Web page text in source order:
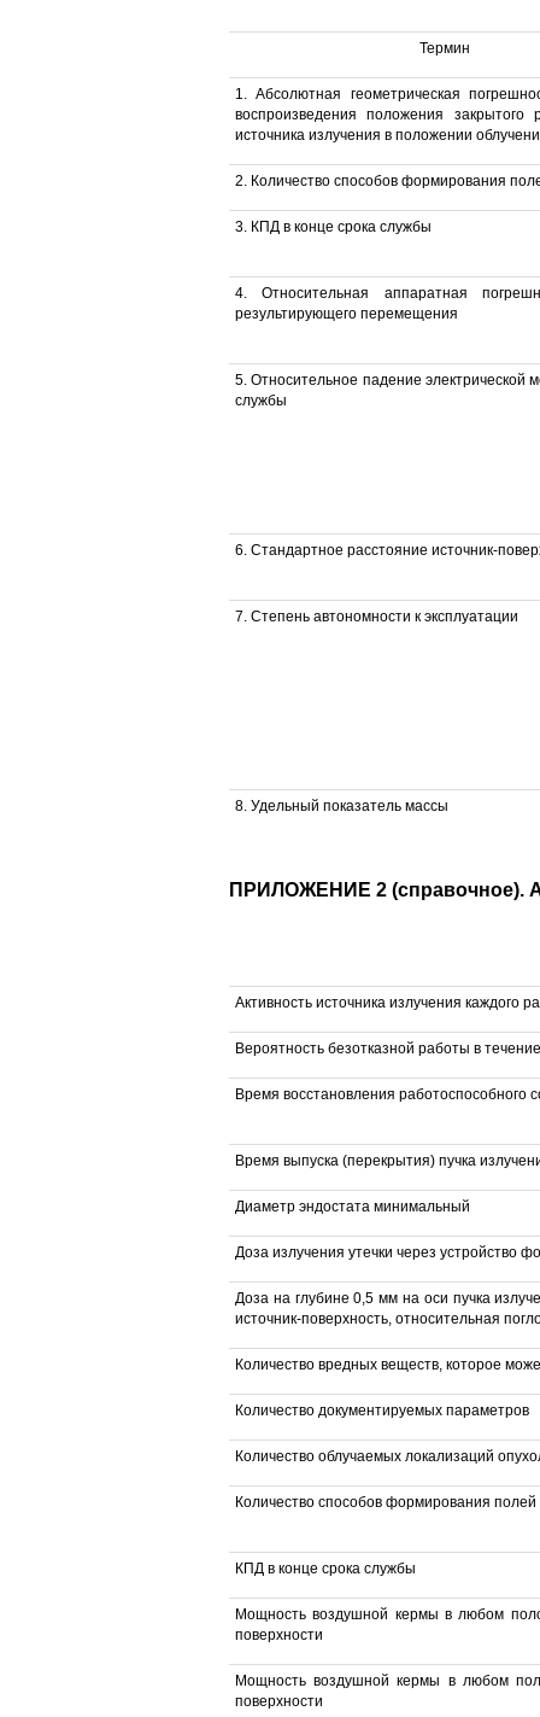
Термин
1. Абсолютная геометрическая
воспроизведения положения закрытого
источника излучения в положении
2. Количество способов формирования
3. КПД в конце срока службы
4. Относительная аппаратная
результирующего перемещения
5. Относительное падение электрической
службы
6. Стандартное расстояние источник-
7. Степень автономности к эксплуатации
8. Удельный показатель массы
ПРИЛОЖЕНИЕ 2
Активность источника излучения каждого
Вероятность безотказной работы в
Время восстановления работоспособного
Время выпуска (перекрытия) пучка
Диаметр эндостата минимальный
Доза излучения утечки через устройство
Доза на глубине 0,5 мм на оси пучка
источник-поверхность, относительная
Количество вредных веществ, которое
Количество документируемых параметров
Количество облучаемых локализаций
Количество способов формирования полей
КПД в конце срока службы
Мощность воздушной кермы в любом
поверхности
Мощность воздушной кермы в любом
поверхности